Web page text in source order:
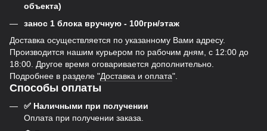
объекта)
занос 1 блока вручную - 100грн/этаж
Доставка осуществляется по указанному Вами адресу.
Производится нашим курьером по рабочим дням, с 12:00 до
18:00. Другое время оговаривается дополнительно.
Подробнее в разделе "Доставка и оплата".
Способы оплаты
✅ Наличными при получении
Оплата при получении заказа.